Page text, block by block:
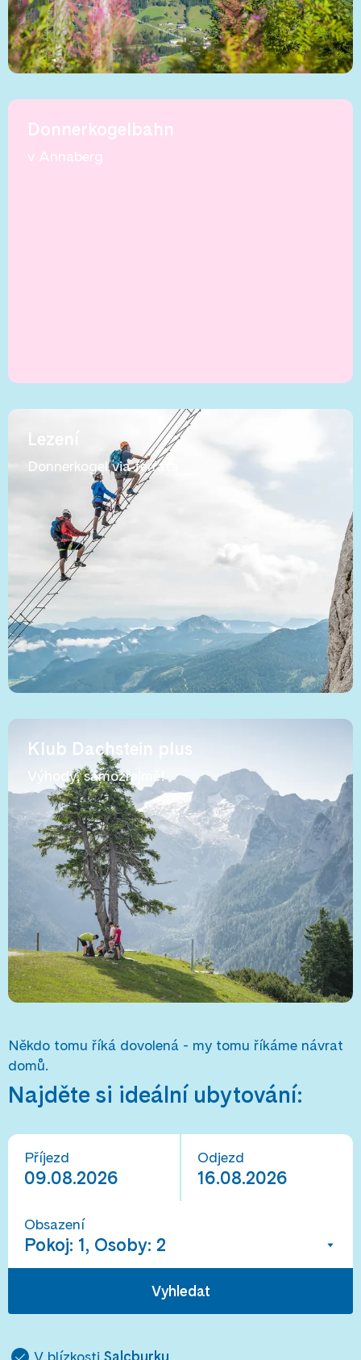
Donnerkogelbahn
v Annaberg
Lezení
Donnerkogel via ferrata
Klub Dachstein plus
Výhody, samozřejmě!
Někdo tomu říká dovolená - my tomu říkáme návrat
domů.
Najděte si ideální ubytování:
Příjezd
09.08.2026
Odjezd
16.08.2026
Obsazení
Pokoj: 1, Osoby: 2
Vyhledat
V blízkosti Salcburku